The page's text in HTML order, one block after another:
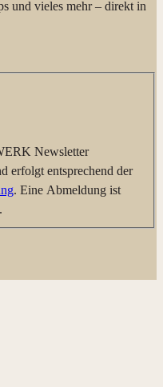
und vieles mehr – direkt in
Newsletter
erfolgt entsprechend der
. Eine Abmeldung ist